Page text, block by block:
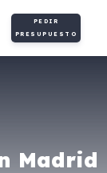
PEDIR
PRESUPUESTO
Madrid